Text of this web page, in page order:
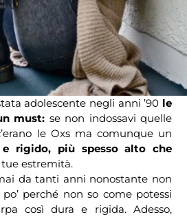
adolescente negli anni ’90 le
must: se non indossavi quelle
le Oxs ma comunque un
rigido, più spesso alto che
estremità.
da tanti anni nonostante non
perché non so come potessi
così dura e rigida. Adesso,